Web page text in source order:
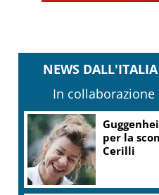
NEWS
In collaborazione
per la
Cerilli